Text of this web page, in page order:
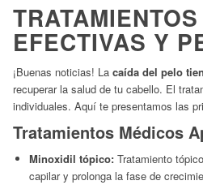
EFECTIVAS Y
¡Buenas noticias! La caída del pelo
recuperar la salud de tu cabello. El
individuales. Aquí te presentamos las
Tratamientos Médicos
Minoxidil tópico: Tratamiento
capilar y prolonga la fase de